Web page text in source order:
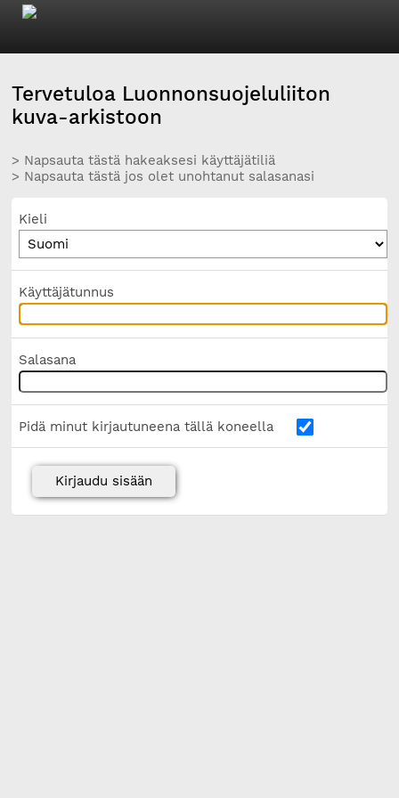
Tervetuloa Luonnonsuojeluliiton
kuva-arkistoon
> Napsauta tästä hakeaksesi käyttäjätiliä
> Napsauta tästä jos olet unohtanut salasanasi
Kieli
Käyttäjätunnus
Salasana
Pidä minut kirjautuneena tällä koneella